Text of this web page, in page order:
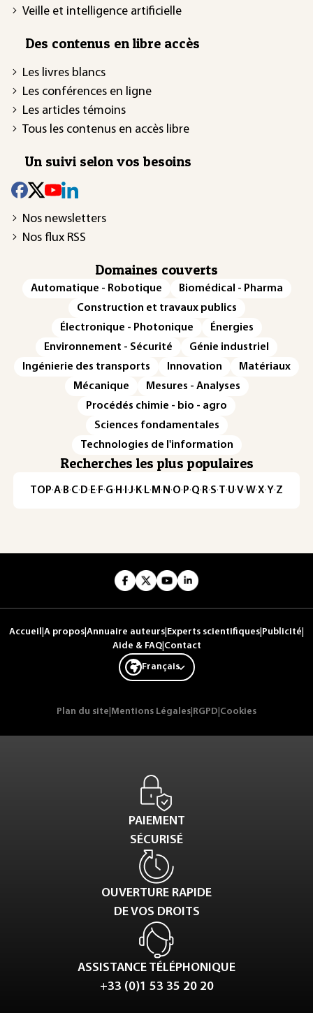
Veille et intelligence artificielle
Des contenus en libre accès
Les livres blancs
Les conférences en ligne
Les articles témoins
Tous les contenus en accès libre
Un suivi selon vos besoins
Nos newsletters
Nos flux RSS
Domaines couverts
Automatique - Robotique
Biomédical - Pharma
Construction et travaux publics
Électronique - Photonique
Énergies
Environnement - Sécurité
Génie industriel
Ingénierie des transports
Innovation
Matériaux
Mécanique
Mesures - Analyses
Procédés chimie - bio - agro
Sciences fondamentales
Technologies de l'information
Recherches les plus populaires
TOP·A·B·C· D· E· F·G· H · ·J· K· L· M · N ·O· P·Q· R·S·T·U·V·W·X·Y·Z
Accueil A propos Annuaire auteurs Experts scientifiques Publicité
Aide & FAQ| Contact
Français
Plan du site Mentions Légales RGPD Cookies
PAIEMENT
SÉCURISÉ
OUVERTURE RAPIDE
DE VOS DROITS
ASSISTANCE TÉLÉPHONIQUE
+33 (0)1 53 35 20 20